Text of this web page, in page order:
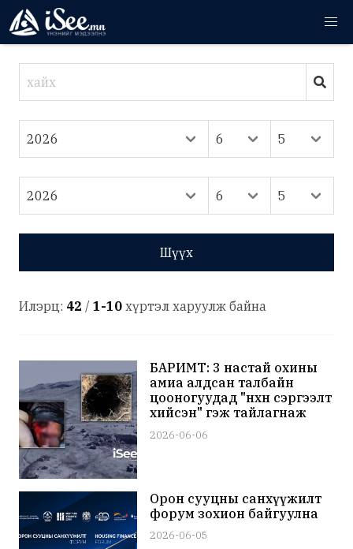
Шүүх
Илэрц: 42 / 1-10 хүртэл харуулж байна
БАРИМТ: 3 настай охины
амиа алдсан талбайн
цооногуудад "нөхөн сэргээлт
хийсэн" гэж тайлагнаж
байсан бол, ах
Д.Отгонлхагвагийн
2026-06-06
Орон сууцны санхүүжилт
форум зохион байгуулна
2026-06-05